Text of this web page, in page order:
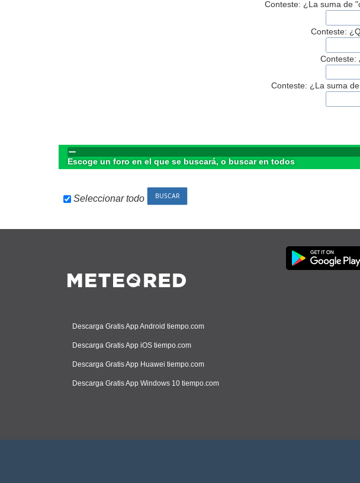
Conteste: ¿La suma de
Conteste:
Conteste:
Conteste: ¿La suma
Escoge un foro en el que se buscará, o buscar en todos
Seleccionar todo
Descarga Gratis App Android tiempo.com
Descarga Gratis App iOS tiempo.com
Descarga Gratis App Huawei tiempo.com
Descarga Gratis App Windows 10 tiempo.com